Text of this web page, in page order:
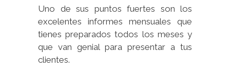
Uno de sus puntos fuertes son los
excelentes informes mensuales que
tienes preparados todos los meses y
que van genial para presentar a tus
clientes.